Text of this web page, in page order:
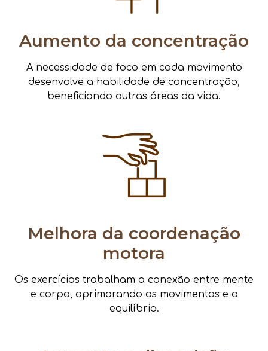
Aumento da concentração
A necessidade de foco em cada movimento
desenvolve a habilidade de concentração,
beneficiando outras áreas da vida.
Melhora da coordenação
motora
Os exercícios trabalham a conexão entre mente
e corpo, aprimorando os movimentos e o
equilíbrio.